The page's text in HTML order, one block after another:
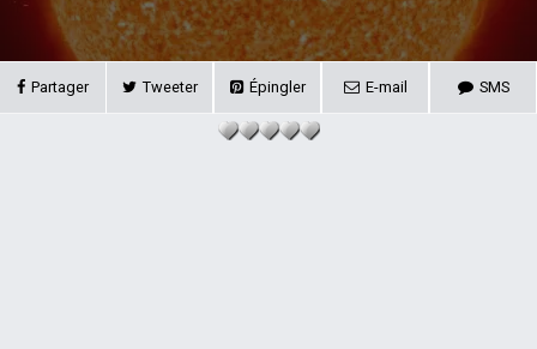
Partager Tweeter Épingler E-mail SMS